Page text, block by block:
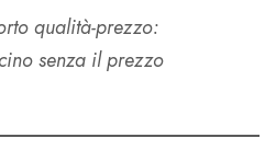
qualità-prezzo:
senza il prezzo